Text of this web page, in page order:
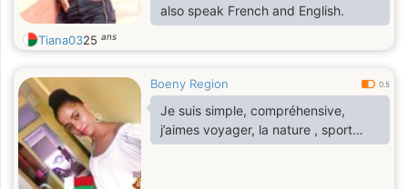
also speak French and English.
Tiana0325 ans
Boeny Region 0.5
Je suis simple, compréhensive,
j’aimes voyager, la nature , sport…